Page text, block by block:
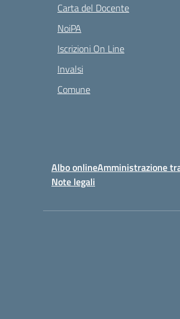
Carta del Docente
NoiPA
Iscrizioni On Line
Invalsi
Comune
Albo onlineAmministrazione
Note legali